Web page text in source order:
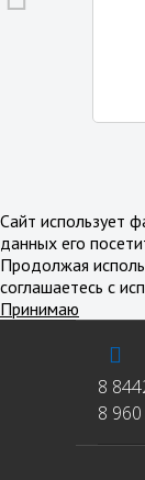
8
8
Сайт использует
данных его
Продолжая
соглашаетесь с
Принимаю